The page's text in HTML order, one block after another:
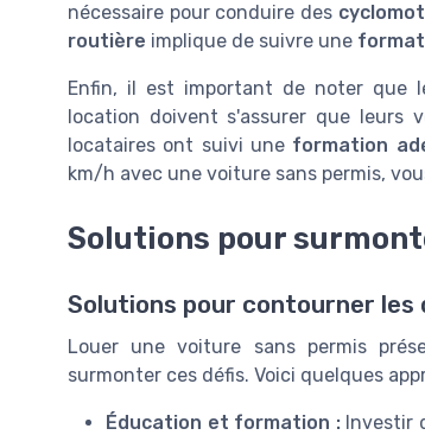
nécessaire pour conduire des
routière implique de suivre une
Enfin, il est important de noter que
location doivent s'assurer que leurs
locataires ont suivi une formation
km/h avec une voiture sans permis,
Solutions pour
Solutions pour contourner
Louer une voiture sans permis
surmonter ces défis. Voici quelques
Éducation et formation :Investir